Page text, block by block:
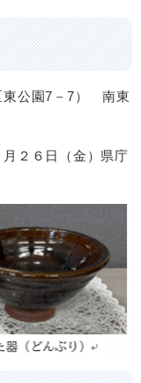
東公園7－7） 南東
２６日（金）県庁